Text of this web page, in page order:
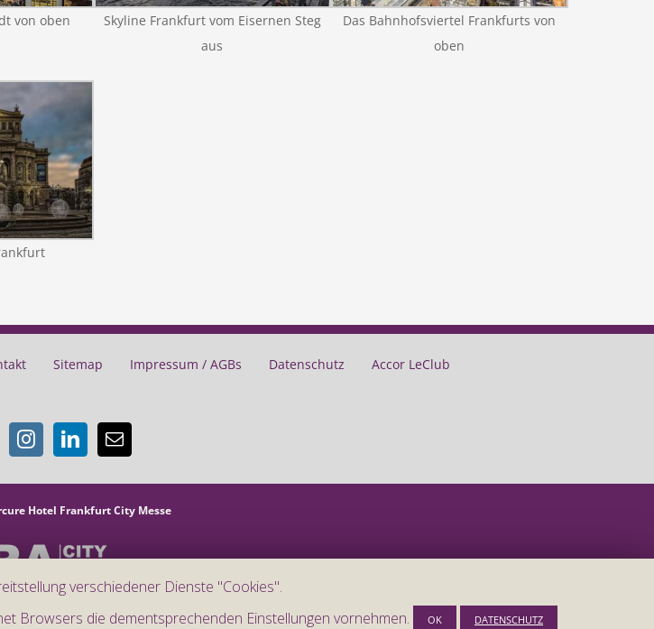
von oben
Skyline Frankfurt vom Eisernen Steg
aus
Das Bahnhofsviertel Frankfurts von
oben
Sitemap Impressum / AGBs Datenschutz Accor LeClub
Hotel Frankfurt City Messe
of Frankfurt City Hotels
verschiedener Dienste "Cookies".
Browsers die dementsprechenden Einstellungen vornehmen.
OK DATENSCHUTZ